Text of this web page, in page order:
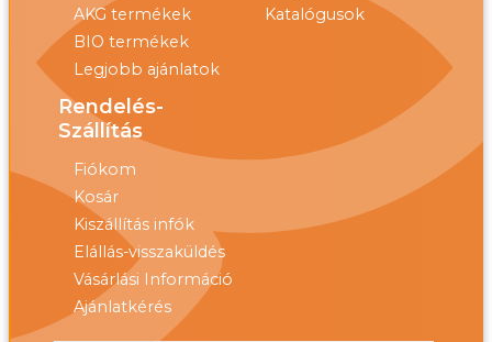
AKG termékek
BIO termékek
Legjobb ajánlatok
Katalógusok
Rendelés-
Szállítás
Fiókom
Kosár
Kiszállítás infók
Elállás-visszaküldés
Vásárlási Információ
Ajánlatkérés